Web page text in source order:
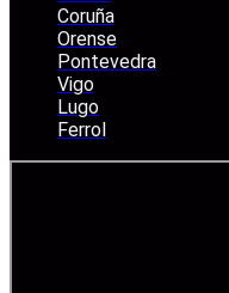
Coruña
Orense
Pontevedra
Vigo
Lugo
Ferrol